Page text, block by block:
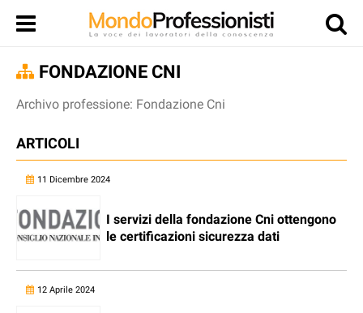
FONDAZIONE CNI
Archivo professione: Fondazione Cni
ARTICOLI
11 Dicembre 2024
I servizi della fondazione Cni ottengono
le certificazioni sicurezza dati
12 Aprile 2024